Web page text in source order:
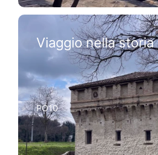
Viaggio nella storia
PO10